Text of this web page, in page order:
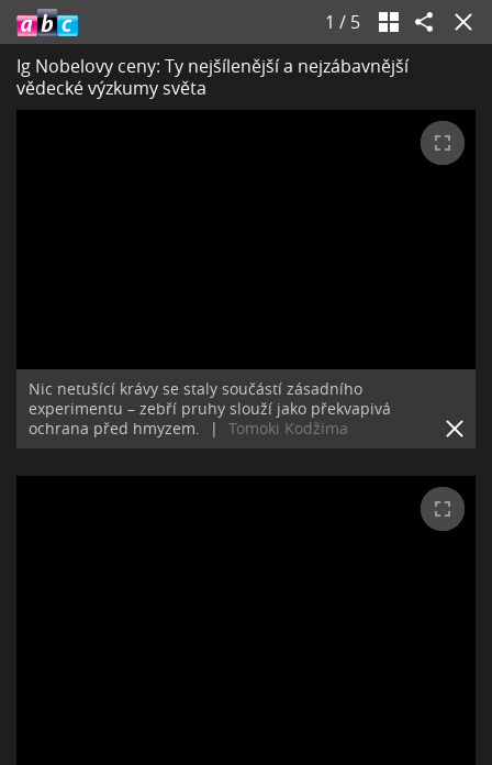
1 / 5
Ig Nobelovy ceny: Ty nejšílenější a nejzábavnější
vědecké výzkumy světa
Nic netušící krávy se staly součástí zásadního
experimentu – zebří pruhy slouží jako překvapivá
ochrana před hmyzem.
| Tomoki Kodžima